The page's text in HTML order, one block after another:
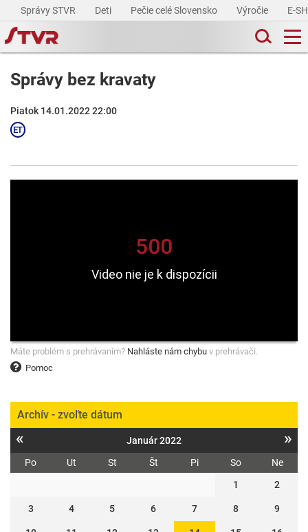
Správy STVR Deti Pečie celé Slovensko Výročie E-
Správy bez kravaty
Piatok 14.01.2022 22:00
Pomoc
Máte problém s prehrávaním? Nahláste nám chybu v prehrávači.
Archív - zvoľte dátum
« Január 2022 »
Po Ut St Št Pi So
Ne
1
2
3 4 5 6 7 8 9